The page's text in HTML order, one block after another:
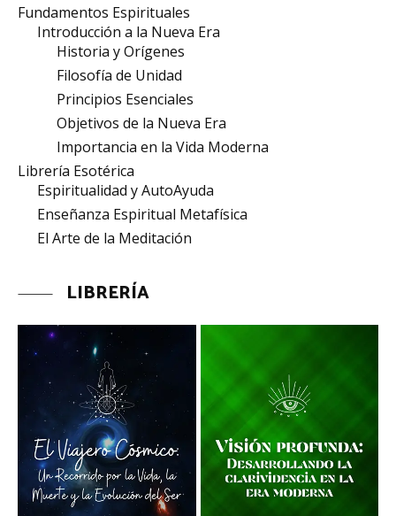
Fundamentos Espirituales
Introducción a la Nueva Era
Historia y Orígenes
Filosofía de Unidad
Principios Esenciales
Objetivos de la Nueva Era
Importancia en la Vida Moderna
Librería Esotérica
Espiritualidad y AutoAyuda
Enseñanza Espiritual Metafísica
El Arte de la Meditación
LIBRERÍA